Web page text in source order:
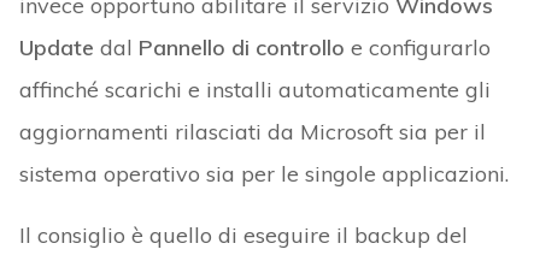
Update dal Pannello di controllo e configurarlo
affinché scarichi e installi automaticamente gli
aggiornamenti rilasciati da Microsoft sia per il
sistema operativo sia per le singole applicazioni.
Il consiglio è quello di eseguire il backup del